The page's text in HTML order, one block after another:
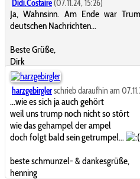
Didi.Costaire (07.11.24, 15:26)
Ja, Wahnsinn. Am Ende war
deutschen Nachrichten...
Beste Grüße,
Dirk
harzgebirglerschrieb daraufhin am
...wie es sich ja auch gehört
weil uns trump noch nicht so stört
wie das gehampel der ampel
doch folgt bald sein getrumpel...
beste schmunzel- & dankesgrüße,
henning